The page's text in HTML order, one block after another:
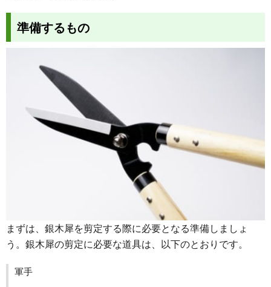
準備するもの
まずは、銀木犀を剪定する際に必要となる準備しましょ
う。銀木犀の剪定に必要な道具は、以下のとおりです。
軍手